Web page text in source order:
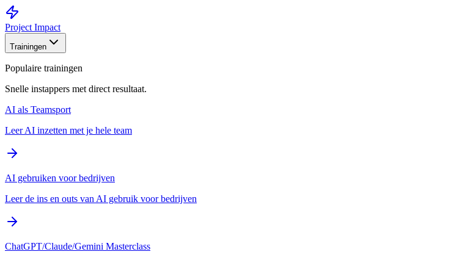
Project Impact
Trainingen
Populaire trainingen
Snelle instappers met direct resultaat.
AI als Teamsport
Leer AI inzetten met je hele team
AI gebruiken voor bedrijven
Leer de ins en outs van AI gebruik voor bedrijven
ChatGPT/Claude/Gemini Masterclass